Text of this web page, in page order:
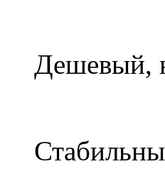
Дешевый,